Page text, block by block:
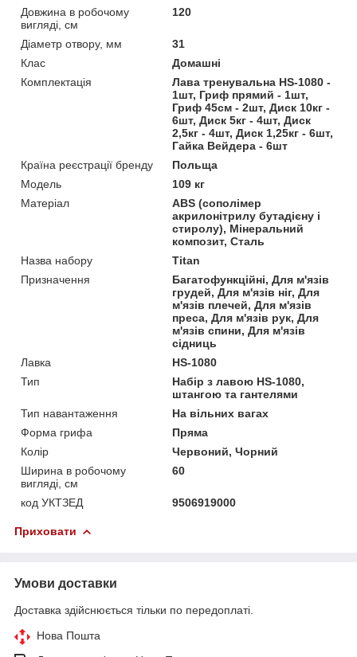
Довжина в робочому
вигляді, см
120
Діаметр отвору, мм
31
Клас
Домашні
Комплектація
Лава тренувальна HS-1080 -
1шт, Гриф прямий - 1шт,
Гриф 45см - 2шт, Диск 10кг -
6шт, Диск 5кг - 4шт, Диск
2,5кг - 4шт, Диск 1,25кг - 6шт,
Гайка Вейдера - 6шт
Країна реєстрації бренду
Польща
Мoдель
109 кг
Матеріал
ABS (сополімер
акрилонітрилу бутадієну і
стиролу), Мінеральний
композит, Сталь
Назва набору
Titan
Призначення
Багатофункційні, Для м'язів
грудей, Для м'язів ніг, Для
м'язів плечей, Для м'язів
преса, Для м'язів рук, Для
м'язів спини, Для м'язів
сідниць
Лавка
HS-1080
Тип
Набір з лавою HS-1080,
штангою та гантелями
Тип навантаження
На вільних вагах
Форма грифа
Пряма
Колір
Червоний, Чорний
Ширина в робочому
вигляді, см
60
код УКТЗЕД 9506919000
Приховати
Умови доставки
Доставка здійснюється тільки по передоплаті.
Нова Пошта